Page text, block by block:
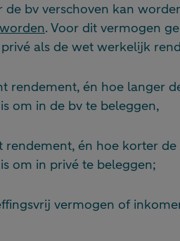
de bv verschoven kan
. Voor dit vermogen
als de wet werkelijk
rendement, én hoe langer
om in de bv te beleggen,
rendement, én hoe korter
om in privé te beleggen;
vermogen of